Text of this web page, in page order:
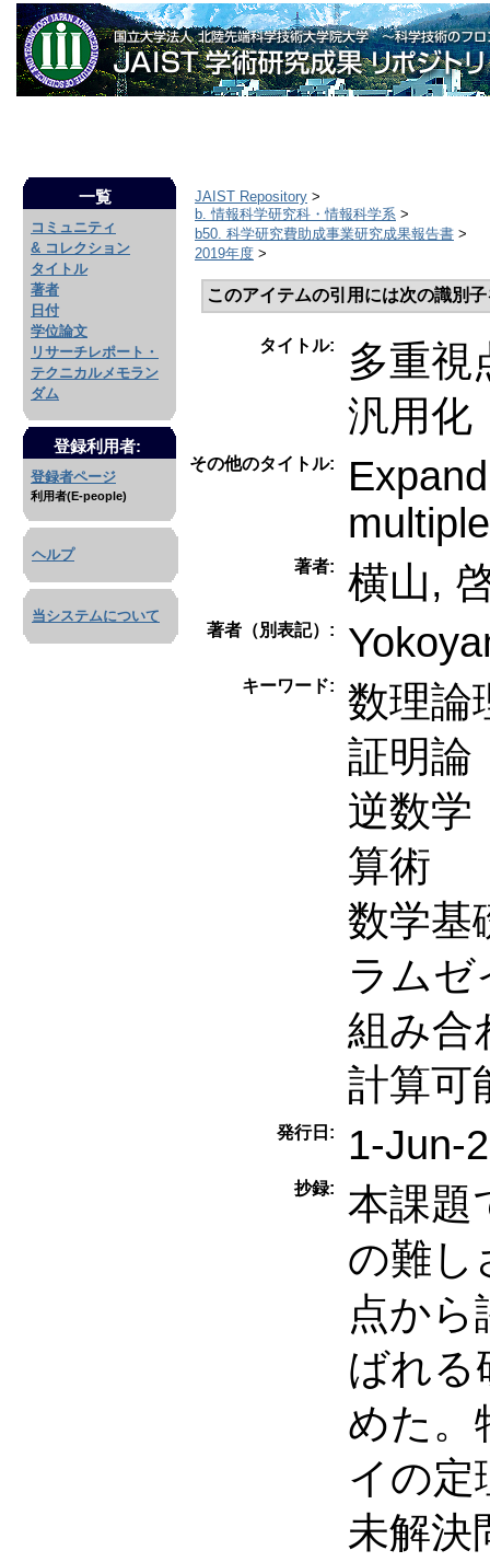
一覧
コミュニティ
& コレクション
タイトル
著者
日付
学位論文
リサーチレポート・
テクニカルメモラン
ダム
登録利用者:
登録者ページ
利用者(E-people)
ヘルプ
当システムについて
JAIST Repository >
b. 情報科学研究科・情報科学系 >
b50. 科学研究費助成事業研究成果報告書 >
2019年度 >
このアイテムの引用には次の識別
タイトル:
多重視
汎用化
その他のタイトル:
著者: 横山,
著者（別表記）:
キーワード:
数理論
証明論
逆数学
算術
数学基
ラムゼ
組み合
計算可
発行日: 1-Jun-
抄録:
本課題
の難し
点から
ばれる
めた。
イの定
未解決